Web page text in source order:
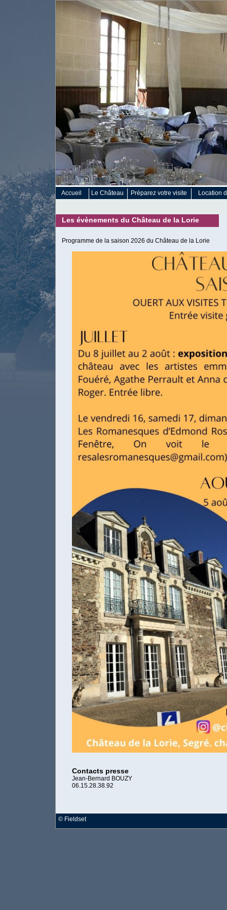
Accueil Le Château Préparez votre visite Location
Les évènements du Château de la Lorie
Programme de la saison 2026 du Château de la Lorie
Contacts presse
Jean-Bernard BOUZY
06.15.28.38.92
© Fieldset